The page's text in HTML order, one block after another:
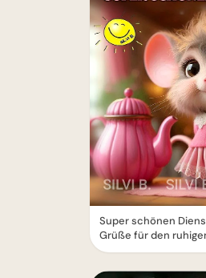
Super schönen
Grüße für den